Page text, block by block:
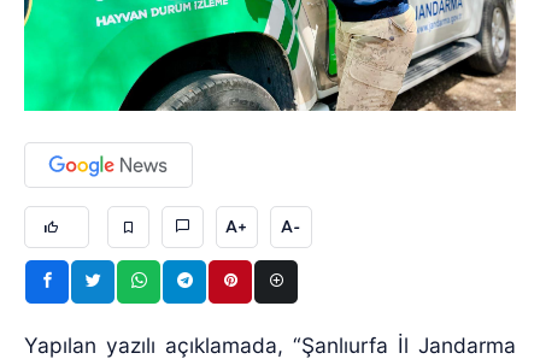
A+ A-
Yapılan yazılı açıklamada, “Şanlıurfa İl Jandarma